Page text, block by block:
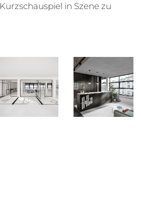
in Szene zu